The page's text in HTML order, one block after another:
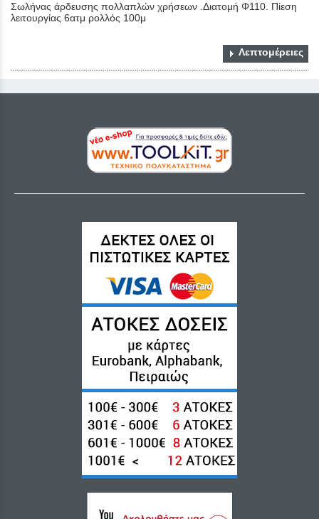
Σωλήνας άρδευσης πολλαπλών χρήσεων .Διατομή Φ110. Πίεση
λειτουργίας 6ατμ ρολλός 100μ
Λεπτομέρειες